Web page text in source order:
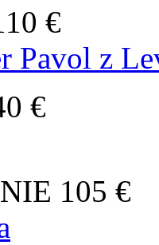
€
Pavol z
€
105 €